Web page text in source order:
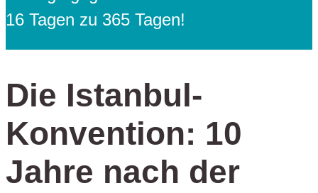
16 Tagen zu 365 Tagen!
Die Istanbul-
Konvention: 10
Jahre nach der